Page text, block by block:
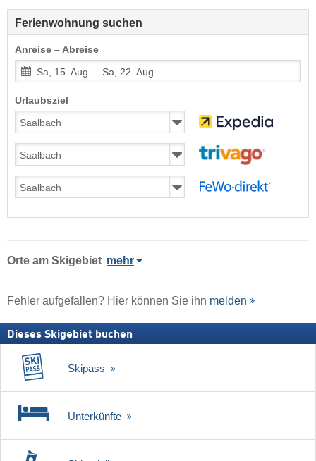
Ferienwohnung suchen
Anreise – Abreise
Sa, 15. Aug. – Sa, 22. Aug.
Urlaubsziel
Orte am Skigebiet mehr
Fehler aufgefallen? Hier können Sie ihn melden
Dieses Skigebiet buchen
Skipass
Unterkünfte